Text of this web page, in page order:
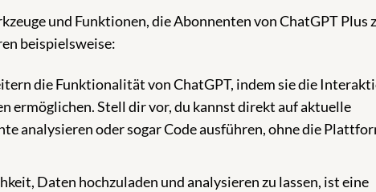
und Funktionen, die Abonnenten von ChatGPT Plus
beispielsweise:
die Funktionalität von ChatGPT, indem sie die
ermöglichen. Stell dir vor, du kannst direkt auf aktuelle
analysieren oder sogar Code ausführen, ohne die
Daten hochzuladen und analysieren zu lassen, ist eine